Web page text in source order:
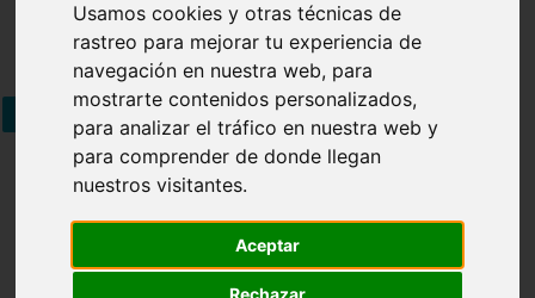
Usamos cookies y otras técnicas de
rastreo para mejorar tu experiencia de
navegación en nuestra web, para
mostrarte contenidos personalizados,
para analizar el tráfico en nuestra web y
para comprender de donde llegan
nuestros visitantes.
Aceptar
Rechazar
Águilas
Yacimientos Mapa Álbum
Yacimientos